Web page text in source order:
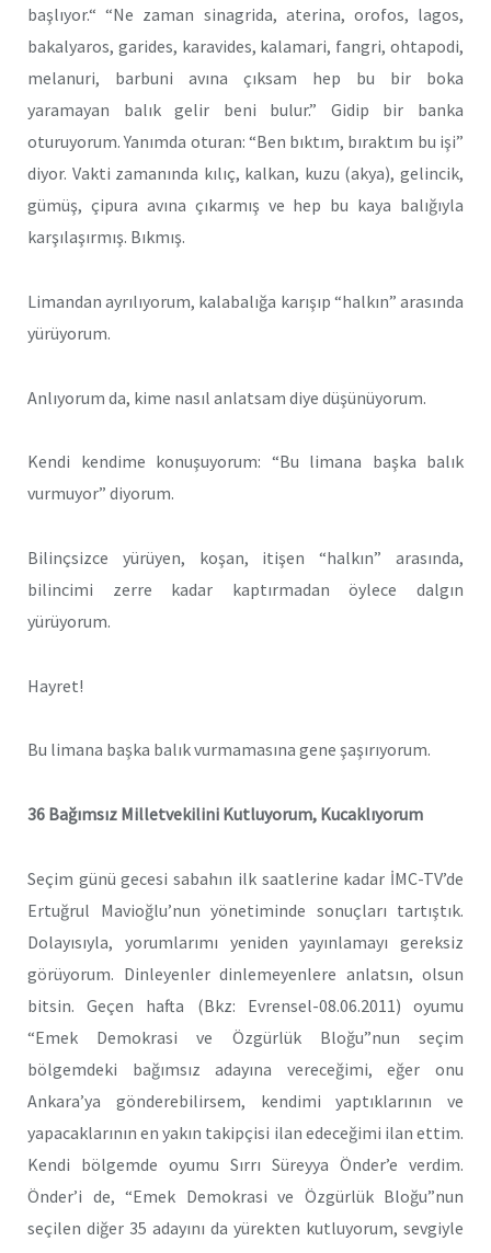
başlıyor.“ “Ne zaman sinagrida, aterina, orofos, lagos,
bakalyaros, garides, karavides, kalamari, fangri, ohtapodi,
melanuri, barbuni avına çıksam hep bu bir boka
yaramayan balık gelir beni bulur.” Gidip bir banka
oturuyorum. Yanımda oturan: “Ben bıktım, bıraktım bu işi”
diyor. Vakti zamanında kılıç, kalkan, kuzu (akya), gelincik,
gümüş, çipura avına çıkarmış ve hep bu kaya balığıyla
karşılaşırmış. Bıkmış.
Limandan ayrılıyorum, kalabalığa karışıp “halkın” arasında
yürüyorum.
Anlıyorum da, kime nasıl anlatsam diye düşünüyorum.
Kendi kendime konuşuyorum: “Bu limana başka balık
vurmuyor” diyorum.
Bilinçsizce yürüyen, koşan, itişen “halkın” arasında,
bilincimi zerre kadar kaptırmadan öylece dalgın
yürüyorum.
Hayret!
Bu limana başka balık vurmamasına gene şaşırıyorum.
36 Bağımsız Milletvekilini Kutluyorum, Kucaklıyorum
Seçim günü gecesi sabahın ilk saatlerine kadar İMC-TV’de
Ertuğrul Mavioğlu’nun yönetiminde sonuçları tartıştık.
Dolayısıyla, yorumlarımı yeniden yayınlamayı gereksiz
görüyorum. Dinleyenler dinlemeyenlere anlatsın, olsun
bitsin. Geçen hafta (Bkz: Evrensel-08.06.2011) oyumu
“Emek Demokrasi ve Özgürlük Bloğu”nun seçim
bölgemdeki bağımsız adayına vereceğimi, eğer onu
Ankara’ya gönderebilirsem, kendimi yaptıklarının ve
yapacaklarının en yakın takipçisi ilan edeceğimi ilan ettim.
Kendi bölgemde oyumu Sırrı Süreyya Önder’e verdim.
Önder’i de, “Emek Demokrasi ve Özgürlük Bloğu”nun
seçilen diğer 35 adayını da yürekten kutluyorum, sevgiyle